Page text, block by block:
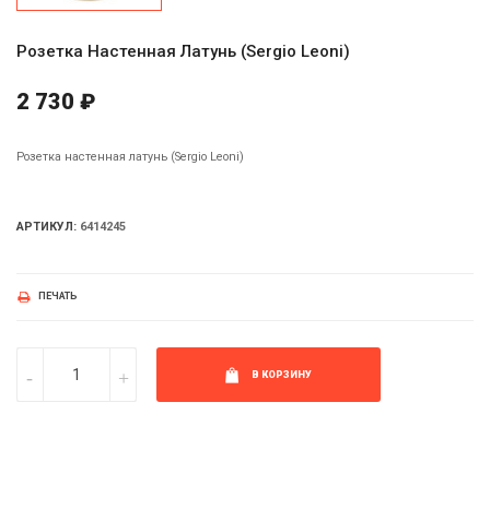
Розетка Настенная Латунь (Sergio Leoni)
2 730 ₽
Розетка настенная латунь (Sergio Leoni)
АРТИКУЛ: 6414245
ПЕЧАТЬ
В КОРЗИНУ